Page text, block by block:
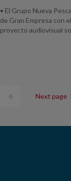
• El Grupo Nueva
de Gran Empresa con
proyecto audiovisual
6 Next page